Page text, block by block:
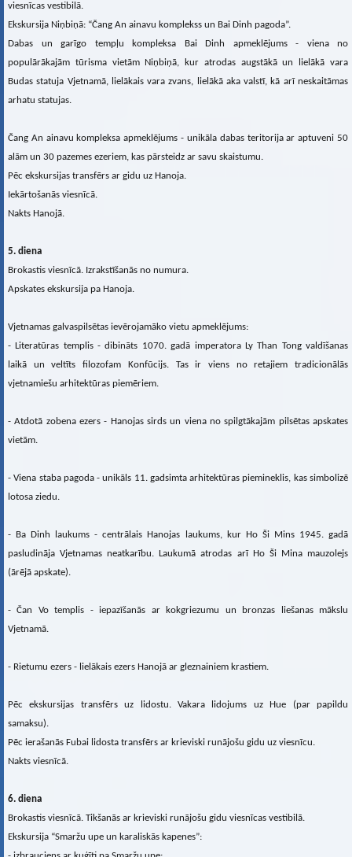
viesnīcas vestibilā.
Ekskursija Niņbiņā: “Čang An ainavu komplekss un Bai Dinh pagoda”.
Dabas un garīgo tempļu kompleksa Bai Dinh apmeklējums - viena no
populārākajām tūrisma vietām Niņbiņā, kur atrodas augstākā un lielākā vara
Budas statuja Vjetnamā, lielākais vara zvans, lielākā aka valstī, kā arī neskaitāmas
arhatu statujas.
Čang An ainavu kompleksa apmeklējums - unikāla dabas teritorija ar aptuveni 50
alām un 30 pazemes ezeriem, kas pārsteidz ar savu skaistumu.
Pēc ekskursijas transfērs ar gidu uz Hanoja.
Iekārtošanās viesnīcā.
Nakts Hanojā.
5. diena
Brokastis viesnīcā. Izrakstīšanās no numura.
Apskates ekskursija pa Hanoja.
Vjetnamas galvaspilsētas ievērojamāko vietu apmeklējums:
- Literatūras templis - dibināts 1070. gadā imperatora Ly Than Tong valdīšanas
laikā un veltīts filozofam Konfūcijs. Tas ir viens no retajiem tradicionālās
vjetnamiešu arhitektūras piemēriem.
- Atdotā zobena ezers - Hanojas sirds un viena no spilgtākajām pilsētas apskates
vietām.
- Viena staba pagoda - unikāls 11. gadsimta arhitektūras piemineklis, kas simbolizē
lotosa ziedu.
- Ba Dinh laukums - centrālais Hanojas laukums, kur Ho Ši Mins 1945. gadā
pasludināja Vjetnamas neatkarību. Laukumā atrodas arī Ho Ši Mina mauzolejs
(ārējā apskate).
- Čan Vo templis - iepazīšanās ar kokgriezumu un bronzas liešanas mākslu
Vjetnamā.
- Rietumu ezers - lielākais ezers Hanojā ar gleznainiem krastiem.
Pēc ekskursijas transfērs uz lidostu. Vakara lidojums uz Hue (par papildu
samaksu).
Pēc ierašanās Fubai lidosta transfērs ar krieviski runājošu gidu uz viesnīcu.
Nakts viesnīcā.
6. diena
Brokastis viesnīcā. Tikšanās ar krieviski runājošu gidu viesnīcas vestibilā.
Ekskursija “Smaržu upe un karaliskās kapenes”: